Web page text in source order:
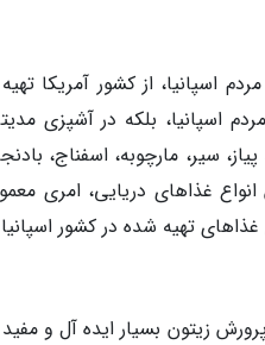
اسپانیا، از کشور آمریکا
بلکه در آشپزی
سیر، مارچوبه، اسفناج،
غذاهای دریایی، امری
تهیه شده در کشور
زیتون بسیار ایده آل و